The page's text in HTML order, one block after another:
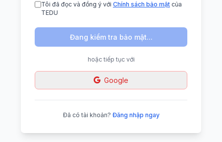
Tôi đã đọc và đồng ý với Chính sách bảo mậtcủa
TEDU
Đang kiểm tra bảo mật...
hoặc tiếp tục với
Google
Đã có tài khoản? Đăng nhập ngay